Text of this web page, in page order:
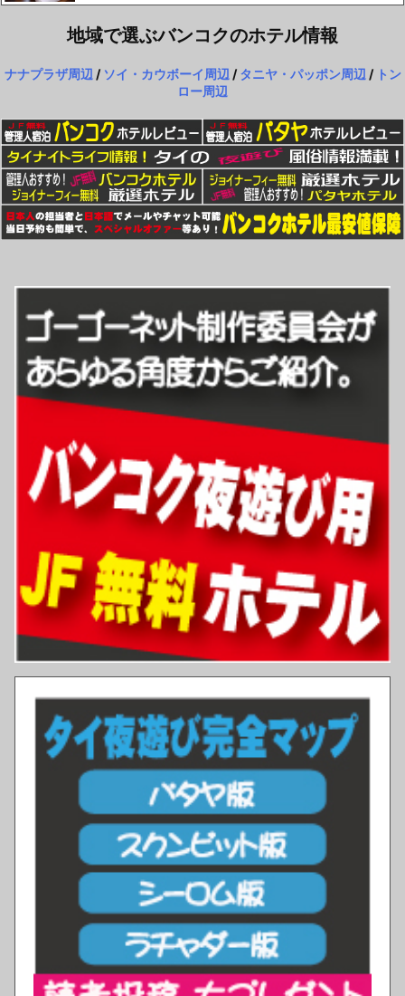
地域で選ぶバンコクのホテル情報
ナナプラザ周辺 / ソイ・カウボーイ周辺 /タニヤ・パッポン周辺 / トン
ロー周辺